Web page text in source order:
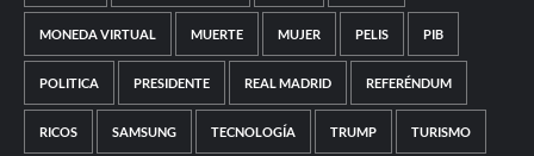
MONEDA VIRTUAL MUERTE MUJER PELIS PIB
POLITICA PRESIDENTE REAL MADRID REFERÉNDUM
RICOS SAMSUNG TECNOLOGÍA TRUMP TURISMO